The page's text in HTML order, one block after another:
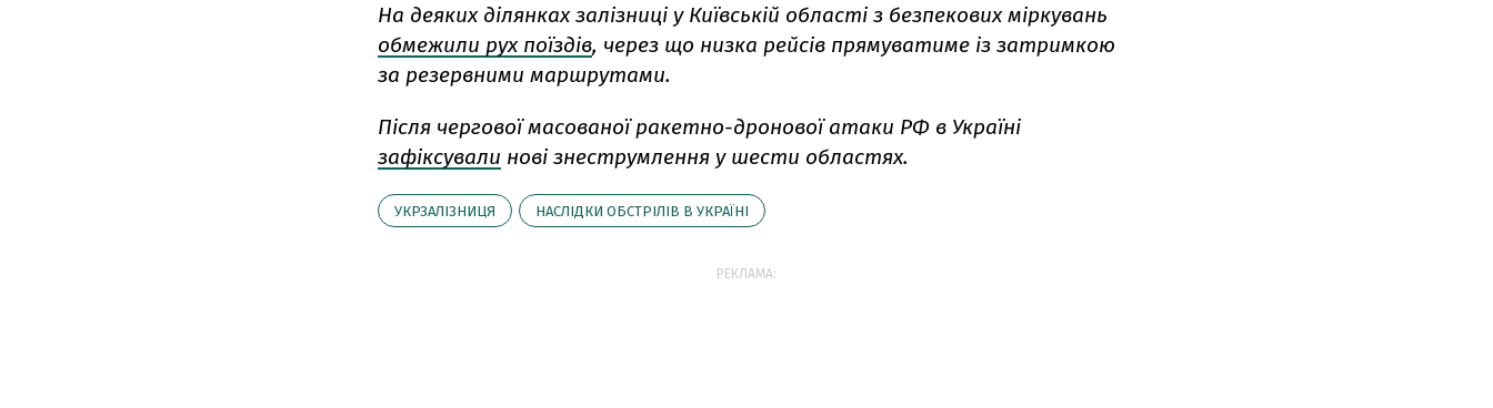
На деяких ділянках залізниці у Київській області з безпекових міркувань
обмежили рух поїздів, через що низка рейсів прямуватиме із затримкою
за резервними маршрутами.
Після чергової масованої ракетно-дронової атаки РФ в Україні
зафіксували нові знеструмлення у шести областях.
УКРЗАЛІЗНИЦЯ НАСЛІДКИ ОБСТРІЛІВ В УКРАЇНІ
РЕКЛАМА: